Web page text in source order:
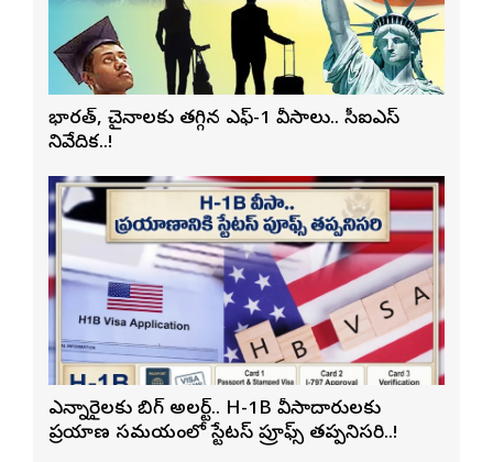
భారత్, చైనాలకు తగ్గిన ఎఫ్-1 వీసాలు.. సీఐఎస్
నివేదిక..!
ఎన్నారైలకు బిగ్ అలర్ట్.. H-1B వీసాదారులకు
ప్రయాణ సమయంలో స్టేటస్ ప్రూఫ్స్ తప్పనిసరి..!